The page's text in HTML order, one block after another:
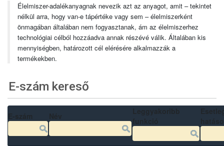
Élelmiszer-adalékanyagnak nevezik azt az anyagot, amit – tekintet
nélkül arra, hogy van-e tápértéke vagy sem – élelmiszerként
önmagában általában nem fogyasztanak, ám az élelmiszerhez
technológiai célból hozzáadva annak részévé válik. Általában kis
mennyiségben, határozott cél elérésére alkalmazzák a
termékekben.
E-szám kereső